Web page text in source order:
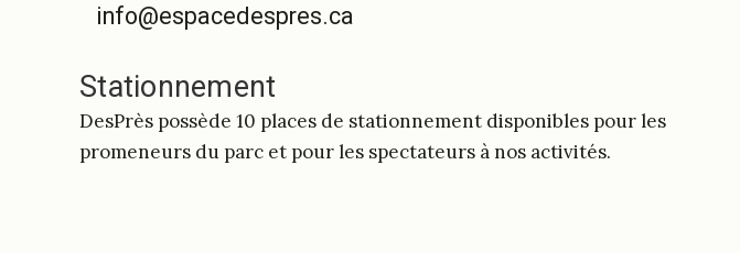
info@espacedespres.ca
info@espacedespres.ca
Stationnement
DesPrès possède 10 places de stationnement disponibles pour les
promeneurs du parc et pour les spectateurs à nos activités.